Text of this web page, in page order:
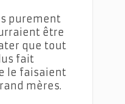
purement
être
que tout
fait
le faisaient
mères.